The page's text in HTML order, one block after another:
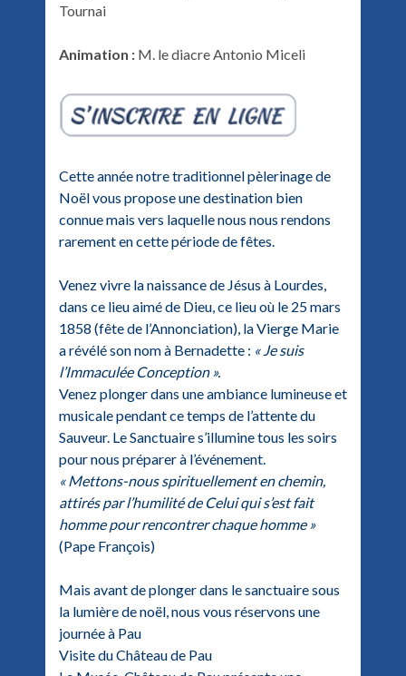
Tournai
Animation : M. le diacre Antonio Miceli
Cette année notre traditionnel pèlerinage de
Noël vous propose une destination bien
connue mais vers laquelle nous nous rendons
rarement en cette période de fêtes.
Venez vivre la naissance de Jésus à Lourdes,
dans ce lieu aimé de Dieu, ce lieu où le 25 mars
1858 (fête de l’Annonciation), la Vierge Marie
a révélé son nom à Bernadette : « Je suis
l’Immaculée Conception ».
Venez plonger dans une ambiance lumineuse et
musicale pendant ce temps de l’attente du
Sauveur. Le Sanctuaire s’illumine tous les soirs
pour nous préparer à l’événement.
« Mettons-nous spirituellement en chemin,
attirés par l’humilité de Celui qui s’est fait
homme pour rencontrer chaque homme »
(Pape François)
Mais avant de plonger dans le sanctuaire sous
la lumière de noël, nous vous réservons une
journée à Pau
Visite du Château de Pau